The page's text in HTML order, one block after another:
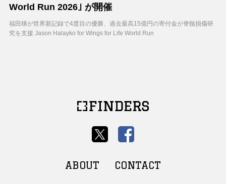
World Run 2026｣ が開催
福田穣が世界新記録で4度目の優勝、過去最高15億円の寄付金が脊髄損傷研
究を支援 Jason Halayko for Wings for Life World Run
ABOUT CONTACT